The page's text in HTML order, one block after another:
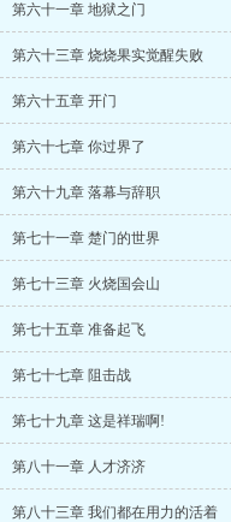
第六十一章 地狱之门
第六十三章 烧烧果实觉醒失败
第六十五章 开门
第六十七章 你过界了
第六十九章 落幕与辞职
第七十一章 楚门的世界
第七十三章 火烧国会山
第七十五章 准备起飞
第七十七章 阻击战
第七十九章 这是祥瑞啊!
第八十一章 人才济济
第八十三章 我们都在用力的活着